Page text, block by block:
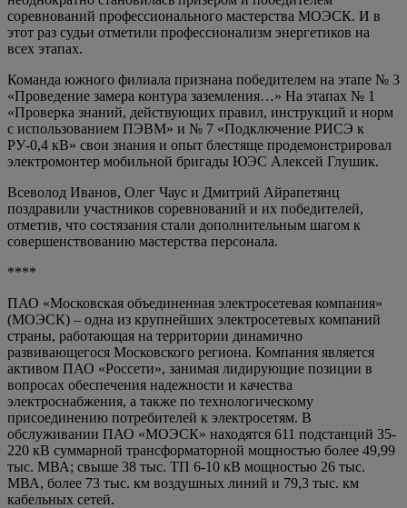
соревнований профессионального мастерства МОЭСК. И в
этот раз судьи отметили профессионализм энергетиков на
всех этапах.
Команда южного филиала признана победителем на этапе № 3
«Проведение замера контура заземления…» На этапах № 1
«Проверка знаний, действующих правил, инструкций и норм
с использованием ПЭВМ» и № 7 «Подключение РИСЭ к
РУ-0,4 кВ» свои знания и опыт блестяще продемонстрировал
электромонтер мобильной бригады ЮЭС Алексей Глушик.
Всеволод Иванов, Олег Чаус и Дмитрий Айрапетянц
поздравили участников соревнований и их победителей,
отметив, что состязания стали дополнительным шагом к
совершенствованию мастерства персонала.
****
ПАО «Московская объединенная электросетевая компания»
(МОЭСК) – одна из крупнейших электросетевых компаний
страны, работающая на территории динамично
развивающегося Московского региона. Компания является
активом ПАО «Россети», занимая лидирующие позиции в
вопросах обеспечения надежности и качества
электроснабжения, а также по технологическому
присоединению потребителей к электросетям. В
обслуживании ПАО «МОЭСК» находятся 611 подстанций 35-
220 кВ суммарной трансформаторной мощностью более 49,99
тыс. МВА; свыше 38 тыс. ТП 6-10 кВ мощностью 26 тыс.
МВА, более 73 тыс. км воздушных линий и 79,3 тыс. км
кабельных сетей.